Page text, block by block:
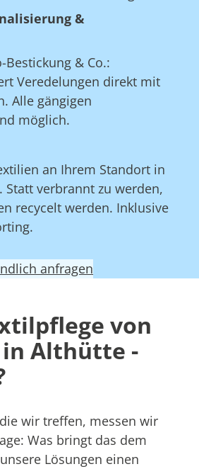
&
& Co.:
Veredelungen direkt mit
Alle gängigen
möglich.
an Ihrem Standort in
Statt verbrannt zu werden,
recycelt werden. Inklusive
anfragen
von
in Althütte -
wir treffen, messen wir
Was bringt das dem
Lösungen einen